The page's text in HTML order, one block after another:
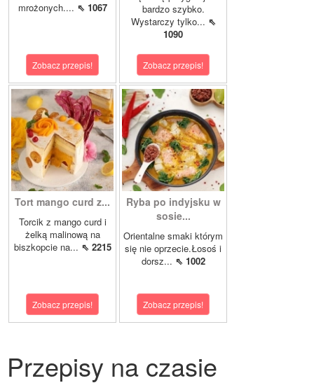
mrożonych.... ⇖ 1067
Zobacz przepis!
bardzo szybko.
Wystarczy tylko... ⇖
1090
Zobacz przepis!
Tort mango curd z...
Torcik z mango curd i
żelką malinową na
biszkopcie na... ⇖ 2215
Zobacz przepis!
Ryba po indyjsku w
sosie...
Orientalne smaki którym
się nie oprzecie.Łosoś i
dorsz... ⇖ 1002
Zobacz przepis!
Przepisy na czasie